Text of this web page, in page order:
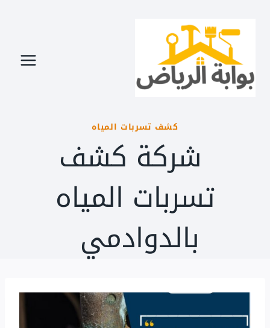
المحتوى
كشف تسربات المياه
شركة كشف
تسربات المياه
بالدوادمي